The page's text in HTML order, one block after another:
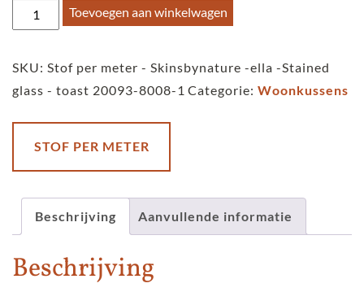
Stof
per
-
Skinsbynature
-
-
glass
-
toast
Toevoegen aan winkelwagen
SKU: Stof per meter - Skinsbynature -ella -Stained
glass - toast 20093-8008-1 Categorie: Woonkussens
STOF PER METER
Beschrijving Aanvullende informatie
Beschrijving